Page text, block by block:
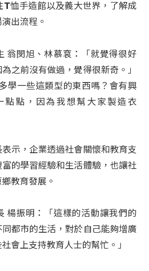
T恤手造館以及義大世界，了解成
出流程。
翁閔旭、林慕袞：「就覺得很好
之前沒有做過，覺得很新奇。」
學一些這類型的東西嗎？會有興
點點，因為我想幫大家製造衣
示，企業透過社會關懷和教育支
的學習經驗和生活體驗，也讓社
教育發展。
楊振明：「這樣的活動讓我們的
都市的生活，對於自己能夠增廣
會上支持教育人士的幫忙。」